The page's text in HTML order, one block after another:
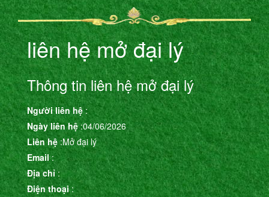
liên hệ mở đại lý
Thông tin liên hệ mở đại lý
Người liên hệ:
Ngày liên hệ :04/06/2026
Liên hệ:Mở đại lý
Email:
Địa chỉ:
Điện thoại: